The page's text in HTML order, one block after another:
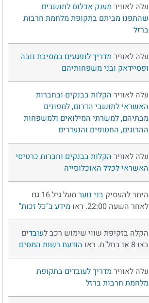
עלה לאוויר מענק אכלוס לתושבים
שהתפנו מביתם בתקופת מלחמת חרבות
ברזל
עלה לאוויר מדריך לנפגעים במסיבת נובה
ופסיידאק ובני משפחותיהם
עלה לאוויר הקלות בבנקים ובחברות
האשראי לתושבי הדרום, למפונים
מבתיהם, למשרתי המילואים ולמשפחות
ההרוגים, החטופים והנעדרים
עלה לאוויר הקלות בבנקים וחברות כרטיסי
האשראי לכלל האוכלוסייה
היתר להעסיק בני נוער
מעל גיל 16 גם
לאחר השעה 22:00. ראו
מידע ב"כל זכות"
הקלה בזקיפת שווי שימוש רכב לעובדים
בצו 8 או בחל"ת. ראו
הודעת רשות המסים
עלה לאוויר מדריך לעובדים בתקופת
מלחמת חרבות ברזל